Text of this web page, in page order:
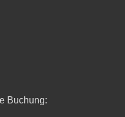
Buchung: